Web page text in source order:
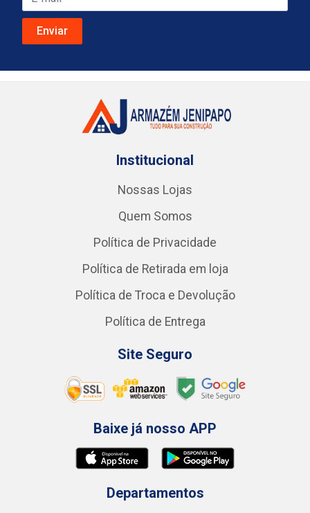
Institucional
Nossas Lojas
Quem Somos
Política de Privacidade
Política de Retirada em loja
Política de Troca e Devolução
Política de Entrega
Site Seguro
Baixe já nosso APP
Departamentos